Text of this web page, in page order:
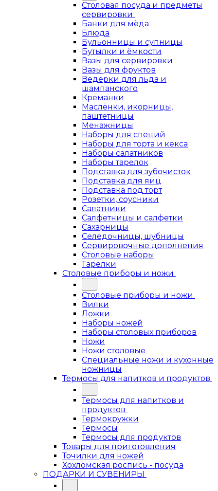
Столовая посуда и предметы
сервировки
Банки для мёда
Блюда
Бульонницы и супницы
Бутылки и ёмкости
Вазы для сервировки
Вазы для фруктов
Ведерки для льда и
шампанского
Креманки
Маслёнки, икорницы,
паштетницы
Менажницы
Наборы для специй
Наборы для торта и кекса
Наборы салатников
Наборы тарелок
Подставка для зубочисток
Подставка для яиц
Подставка под торт
Розетки, соусники
Салатники
Салфетницы и салфетки
Сахарницы
Селедочницы, шубницы
Сервировочные дополнения
Столовые наборы
Тарелки
Столовые приборы и ножи
Столовые приборы и ножи
Вилки
Ложки
Наборы ножей
Наборы столовых приборов
Ножи
Ножи столовые
Специальные ножи и кухонные
ножницы
Термосы для напитков и продуктов
Термосы для напитков и
продуктов
Термокружки
Термосы
Термосы для продуктов
Товары для приготовления
Точилки для ножей
Хохломская роспись - посуда
ПОДАРКИ И СУВЕНИРЫ